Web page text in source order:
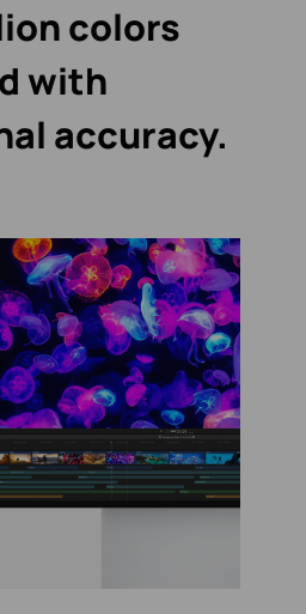
colors
with
accuracy.